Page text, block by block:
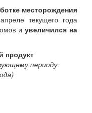
месторождения
текущего года
и увеличился на
продукт
периоду